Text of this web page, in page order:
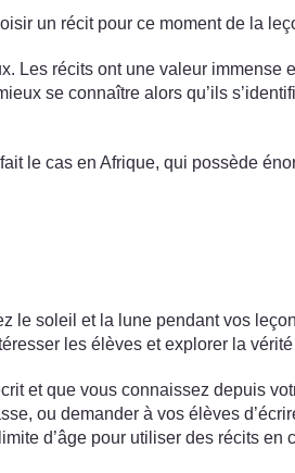
un récit pour ce moment de la
Les récits ont une valeur immense
se connaître alors qu’ils
le cas en Afrique, qui possède
le soleil et la lune pendant vos
les élèves et explorer la
et que vous connaissez depuis
ou demander à vos élèves
d’âge pour utiliser des récits en